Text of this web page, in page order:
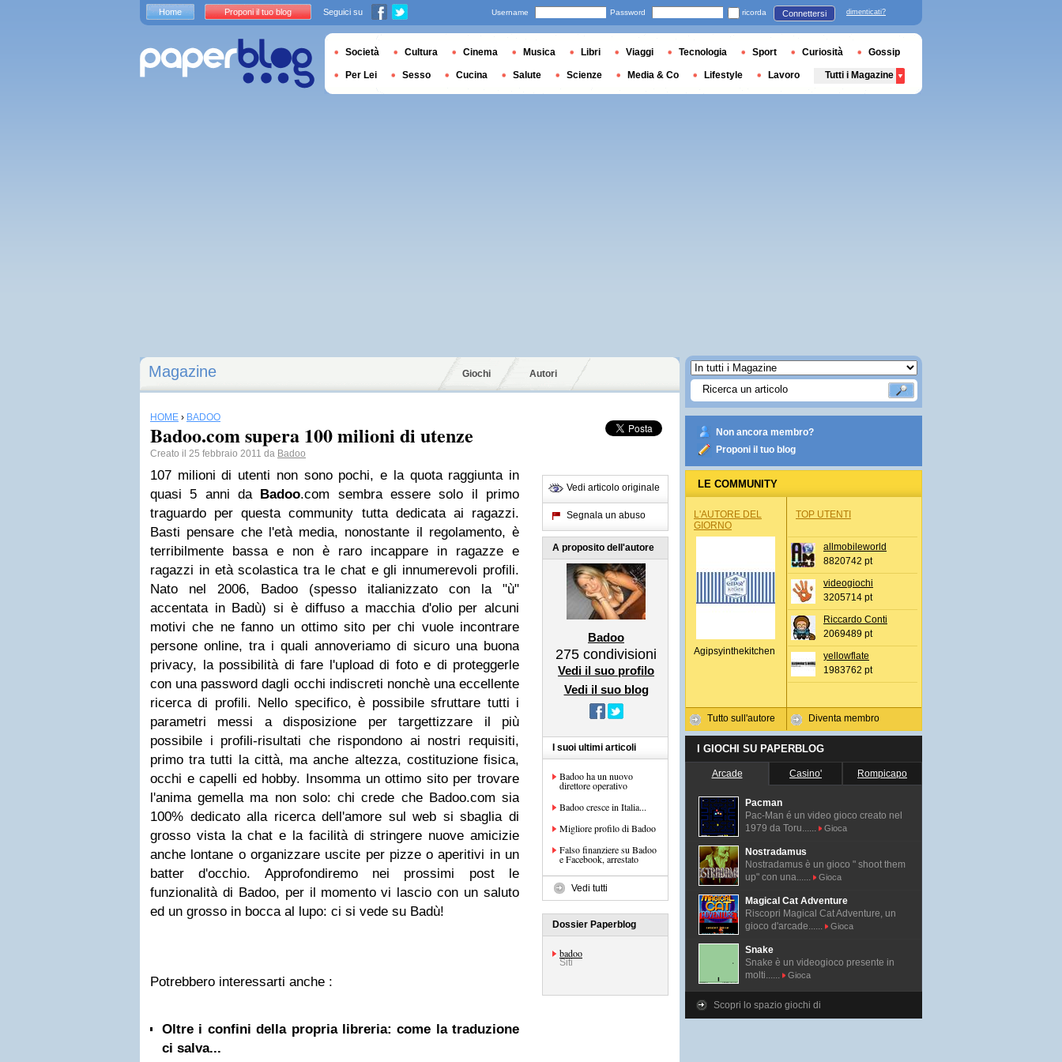
Magazine Giochi Autori
HOME › BADOO
Badoo.com supera 100 milioni di utenze
Creato il 25 febbraio 2011 da Badoo
107 milioni di utenti non sono pochi, e la quota raggiunta in
quasi 5 anni da Badoo.com sembra essere solo il primo
traguardo per questa community tutta dedicata ai ragazzi.
Basti pensare che l'età media, nonostante il regolamento, è
terribilmente bassa e non è raro incappare in ragazze e
ragazzi in età scolastica tra le chat e gli innumerevoli profili.
Nato nel 2006, Badoo (spesso italianizzato con la "ù"
accentata in Badù) si è diffuso a macchia d'olio per alcuni
motivi che ne fanno un ottimo sito per chi vuole incontrare
persone online, tra i quali annoveriamo di sicuro una buona
privacy, la possibilità di fare l'upload di fotoe di proteggerle
con una password dagli occhi indiscreti nonchè una eccellente
ricerca di profili. Nello specifico, è possibile sfruttare tutti i
parametri messi a disposizione per targettizzare il più
possibile i profili-risultati che rispondono ai nostri requisiti,
primo tra tutti la città, ma anche altezza, costituzione fisica,
occhi e capelli ed hobby. Insomma un ottimo sito per trovare
l'anima gemella ma non solo: chi crede che Badoo.com sia
100% dedicato alla ricerca dell'amore sul web si sbaglia di
grosso vista la chat e la facilità di stringere nuove amicizie
anche lontane o organizzare uscite per pizze o aperitivi in un
batter d'occhio. Approfondiremo nei prossimi post le
funzionalità di Badoo, per il momento vi lascio con un saluto
ed un grosso in bocca al lupo: ci si vede su Badù!
Potrebbero interessarti anche :
Oltre i confini della propria libreria: come la traduzione
ci salva...
Vedi articolo originale
Segnala un abuso
A proposito dell'autore
Badoo
275 condivisioni
Vedi il suo profilo
Vedi il suo blog
I suoi ultimi articoli
Badoo ha un nuovo
direttore operativo
Badoo cresce in Italia...
Migliore profilo di Badoo
Falso finanziere su Badoo
e Facebook, arrestato
Vedi tutti
Dossier Paperblog
badoo
Siti
Non ancora membro?
Proponi il tuo blog
LE COMMUNITY
L'AUTORE DEL
GIORNO
Agipsyinthekitchen
Tutto sull'autore
TOP UTENTI
allmobileworld
8820742 pt
videogiochi
3205714 pt
Riccardo Conti
2069489 pt
yellowflate
1983762 pt
Diventa membro
I GIOCHI SU PAPERBLOG
Arcade Casino' Rompicapo
Pacman
Pac-Man é un video gioco creato nel
1979 da Toru......
Gioca
Nostradamus
Nostradamus è un gioco " shoot them
up" con una......
Gioca
Magical Cat Adventure
Riscopri Magical Cat Adventure, un
gioco d'arcade......
Gioca
Snake
Snake è un videogioco presente in
molti......
Gioca
Scopri lo spazio giochi di
Home Proponi il tuo blog Seguici su Username Password ricorda Connettersi dimenticati?
Società Cultura Cinema Musica Libri Viaggi Tecnologia Sport Curiosità Gossip
Per Lei Sesso Cucina Salute Scienze Media & Co Lifestyle Lavoro Tutti i Magazine